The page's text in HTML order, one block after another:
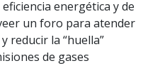
energética y de
un foro para atender
reducir la “huella”
de gases